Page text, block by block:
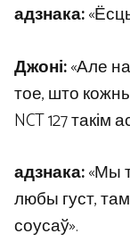
адзнака:
Джоні:«Але
тое, што
NCT 127 такім
адзнака:«Мы
любы густ,
соусаў».